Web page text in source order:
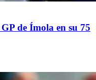
de Ímola en su 75